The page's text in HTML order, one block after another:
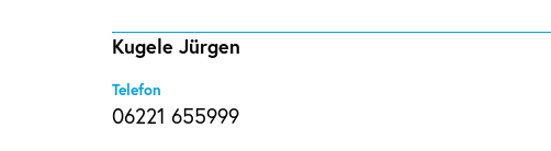
Kugele Jürgen
Telefon
06221 655999